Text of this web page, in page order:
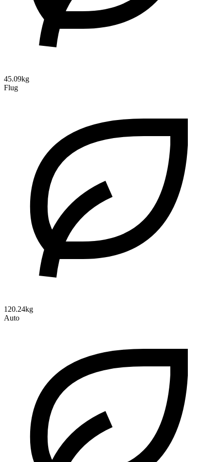
45.09kg
Flug
120.24kg
Auto